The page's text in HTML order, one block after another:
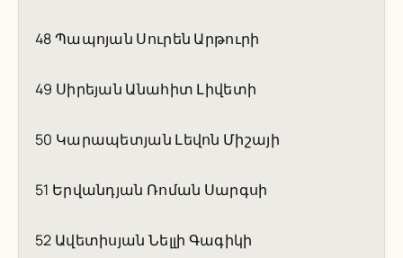
48 Պապոյան Սուրեն Արթուրի
49 Սիրեյան Անահիտ Լիվետի
50 Կարապետյան Լեվոն Միշայի
51 Երվանդյան Ռոման Սարգսի
52 Ավետիսյան Նելլի Գագիկի